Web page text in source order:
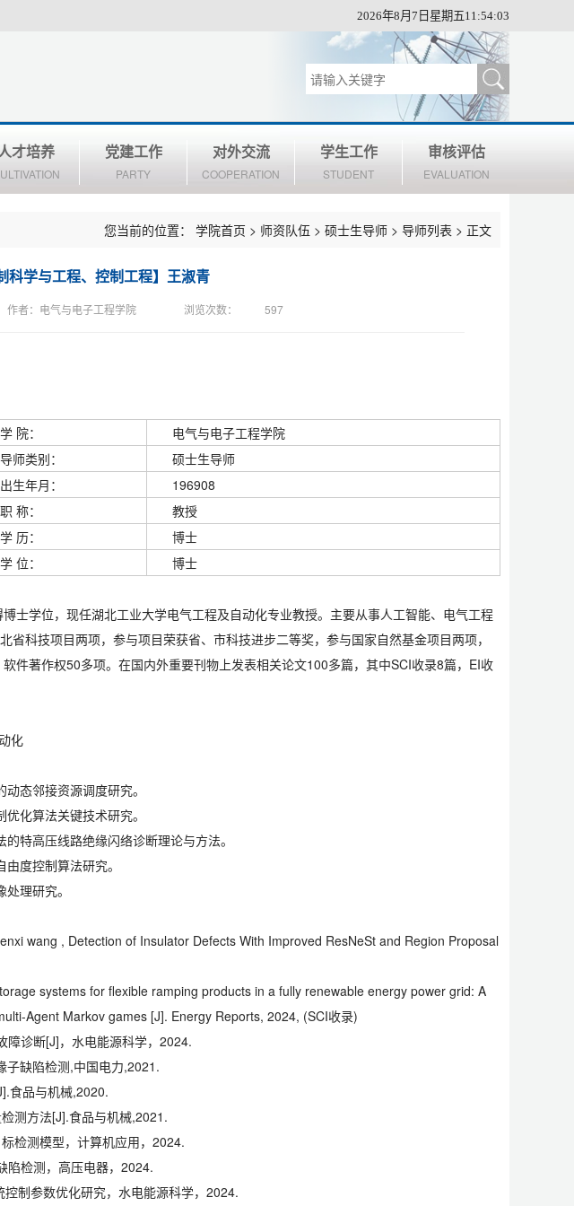
2026年8月7日星期五11:54:03
才培养 党建工作
PARTY
对外交流
COOPERATION
学生工作
STUDENT
审核评估
EVALUATION
您当前的位置： 学院首页 > 师资队伍 > 硕士生导师 > 导师列表 > 正文
科学与工程、控制工程】王淑青
作者：电气与电子工程学院 浏览次数： 597
学 院：
电气与电子工程学院
导师类别：
硕士生导师
出生年月：
196908
职 称：
教授
学 历：
博士
学 位：
博士
士学位，现任湖北工业大学电气工程及自动化专业教授。主要从事人工智能、电气工程
科技项目两项，参与项目荣获省、市科技进步二等奖，参与国家自然基金项目两项，
件著作权50多项。在国内外重要刊物上发表相关论文100多篇，其中SCI收录8篇，EI收
化
态邻接资源调度研究。
化算法关键技术研究。
特高压线路绝缘闪络诊断理论与方法。
度控制算法研究。
理研究。
wang , Detection of Insulator Defects With Improved ResNeSt and Region Proposal
systems for ﬂexible ramping products in a fully renewable energy power grid: A
Agent Markov games [J]. Energy Reports, 2024, (SCI收录)
障诊断[J]，水电能源科学，2024.
子缺陷检测,中国电力,2021.
食品与机械,2020.
测方法[J].食品与机械,2021.
检测模型，计算机应用，2024.
陷检测，高压电器，2024.
制参数优化研究，水电能源科学，2024.